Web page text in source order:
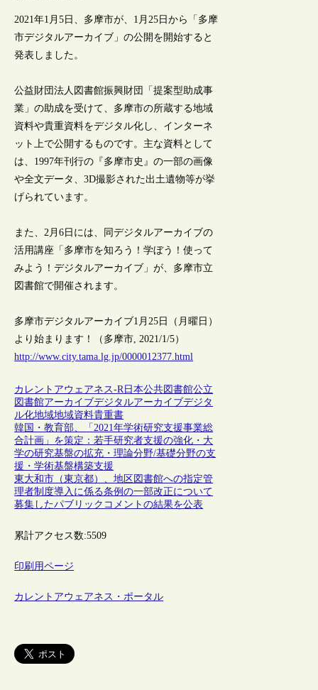
2021年1月5日、多摩市が、1月25日から「多摩
市デジタルアーカイブ」の公開を開始すると
発表しました。
公益財団法人図書館振興財団「提案型助成事
業」の助成を受けて、多摩市の所蔵する地域
資料や貴重資料をデジタル化し、インターネ
ット上で公開するものです。主な資料として
は、1997年刊行の『多摩市史』の一部の画像
や全文データ、3D撮影された出土遺物等が挙
げられています。
また、2月6日には、同デジタルアーカイブの
活用講座「多摩市を知ろう！学ぼう！使って
みよう！デジタルアーカイブ」が、多摩市立
図書館で開催されます。
多摩市デジタルアーカイブ1月25日（月曜日）
より始まります！（多摩市, 2021/1/5）
http://www.city.tama.lg.jp/0000012377.html
カレントアウェアネス-R日本公共図書館公立
図書館アーカイブデジタルアーカイブデジタ
ル化地域地域資料貴重書
韓国・教育部、「2021年学術研究支援事業総
合計画」を策定：若手研究者支援の強化・大
学の研究基盤の拡充・理論分野/基礎分野の支
援・学術基盤構築支援
東大和市（東京都）、地区図書館への指定管
理者制度導入に係る条例の一部改正について
募集したパブリックコメントの結果を公表
累計アクセス数:5509
印刷用ページ
カレントアウェアネス・ポータル